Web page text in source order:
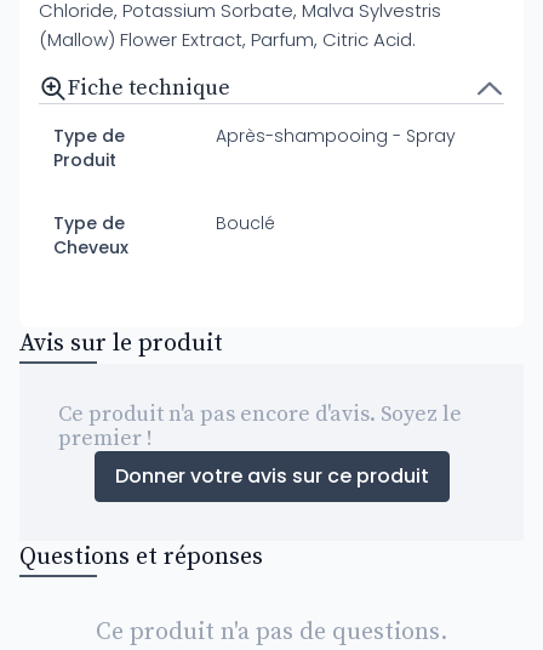
Chloride, Potassium Sorbate, Malva Sylvestris
(Mallow) Flower Extract, Parfum, Citric Acid.
Fiche technique
Type de
Produit
Après-shampooing - Spray
Type de
Cheveux
Bouclé
Avis sur le produit
Ce produit n'a pas encore d'avis. Soyez le
premier !
Donner votre avis sur ce produit
Questions et réponses
Ce produit n'a pas de questions.